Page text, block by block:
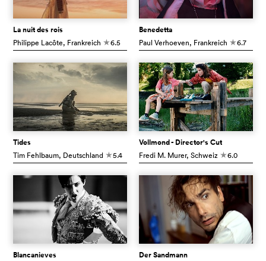
La nuit des rois
Philippe Lacôte, Frankreich c6.5
Benedetta
Paul Verhoeven, Frankreich c6.7
Tides
Tim Fehlbaum, Deutschland c5.4
Vollmond - Director's Cut
Fredi M. Murer, Schweiz c6.0
Blancanieves Der Sandmann